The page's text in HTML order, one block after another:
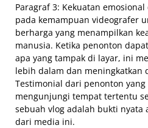
Paragraf 3: Kekuatan
pada kemampuan videografer
berharga yang menampilkan
manusia. Ketika penonton dapat
apa yang tampak di layar, ini
lebih dalam dan meningkatkan
Testimonial dari penonton
mengunjungi tempat tertentu
sebuah vlog adalah bukti nyata
dari media ini.